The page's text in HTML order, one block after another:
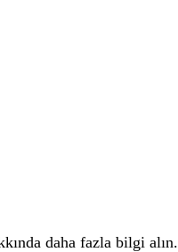
daha fazla bilgi alın.